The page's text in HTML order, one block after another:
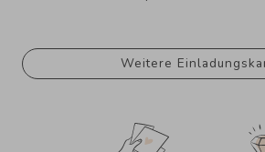
Weitere